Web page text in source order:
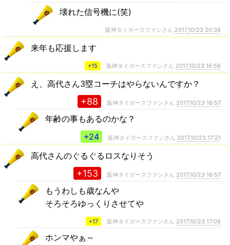
壊れた信号機に(笑)
阪神タイガースファンさん 2017,10/23 20:38
来年も応援します
+15 阪神タイガースファンさん 2017,10/23 16:56
え、高代さん3塁コーチはやらないんですか？
+88 阪神タイガースファンさん 2017,10/23 16:57
年齢の事もあるのかな？
+24
阪神タイガースファンさん 2017,10/23 17:21
高代さんのぐるぐるロスなりそう
+153 阪神タイガースファンさん 2017,10/23 16:57
もうわしも歳なんや
そろそろゆっくりさせてや
+17 阪神タイガースファンさん 2017,10/23 17:08
ホンマやぁ～